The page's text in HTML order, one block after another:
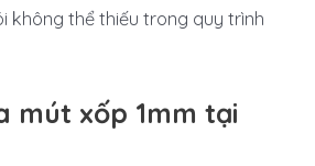
không thể thiếu trong quy trình
mút xốp 1mm tại